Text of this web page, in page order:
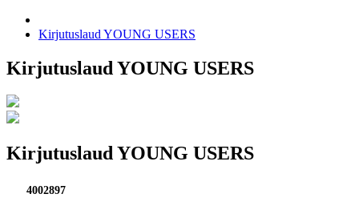
Kirjutuslaud YOUNG USERS
Kirjutuslaud YOUNG USERS
Kirjutuslaud YOUNG USERS
4002897